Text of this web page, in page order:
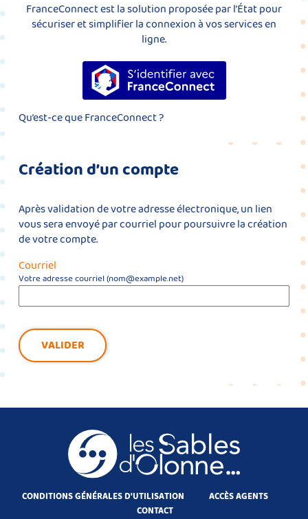
FranceConnect est la solution proposée par l’État pour
sécuriser et simplifier la connexion à vos services en
ligne.
S’identifier avec FranceConnect
Qu’est-ce que FranceConnect ?
Création d’un compte
Après validation de votre adresse électronique, un lien
vous sera envoyé par courriel pour poursuivre la création
de votre compte.
Courriel
Votre adresse courriel (nom@example.net)
VALIDER
CONDITIONS GÉNÉRALES D'UTILISATION
ACCÈS AGENTS
CONTACT